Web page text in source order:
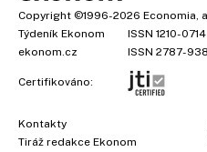
Copyright ©1996-2026 Economia,
Týdeník Ekonom
ISSN 1210-0714
ekonom.cz
ISSN 2787-
Certifikováno:
Kontakty
Tiráž redakce Ekonom